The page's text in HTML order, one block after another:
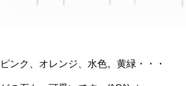
ピンク、オレンジ、水色。黄緑・・・